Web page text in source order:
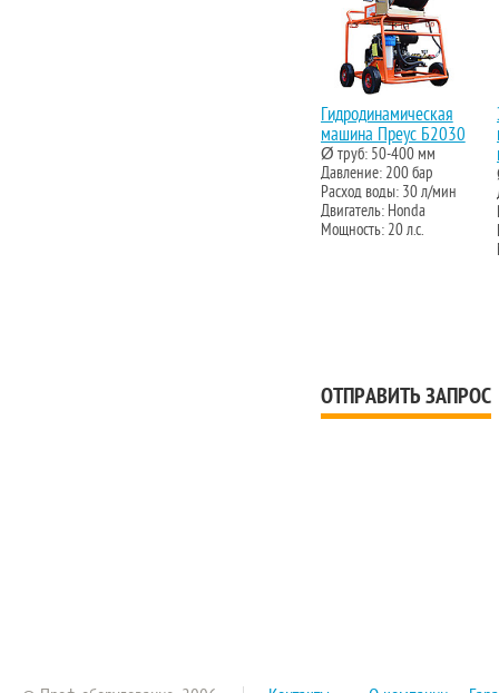
Гидродинамическая
машина Преус Б2030
Ø труб: 50-400 мм
Давление: 200 бар
Расход воды: 30 л/мин
Двигатель: Honda
Мощность: 20 л.с.
ОТПРАВИТЬ ЗАПРОС